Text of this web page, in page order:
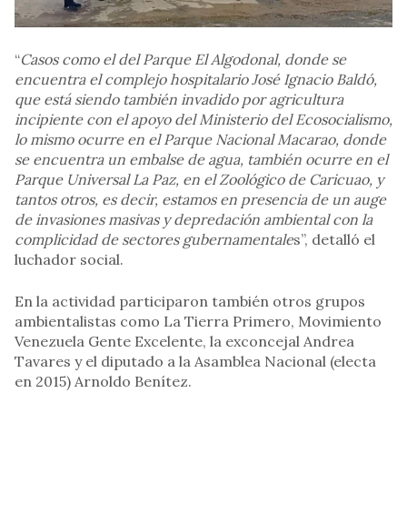
“Casos como el del Parque El Algodonal, donde se
encuentra el complejo hospitalario José Ignacio Baldó,
que está siendo también invadido por agricultura
incipiente con el apoyo del Ministerio del Ecosocialismo,
lo mismo ocurre en el Parque Nacional Macarao, donde
se encuentra un embalse de agua, también ocurre en el
Parque Universal La Paz, en el Zoológico de Caricuao, y
tantos otros, es decir, estamos en presencia de un auge
de invasiones masivas y depredación ambiental con la
complicidad de sectores gubernamentales”, detalló el
luchador social.
En la actividad participaron también otros grupos
ambientalistas como La Tierra Primero, Movimiento
Venezuela Gente Excelente, la exconcejal Andrea
Tavares y el diputado a la Asamblea Nacional (electa
en 2015) Arnoldo Benítez.